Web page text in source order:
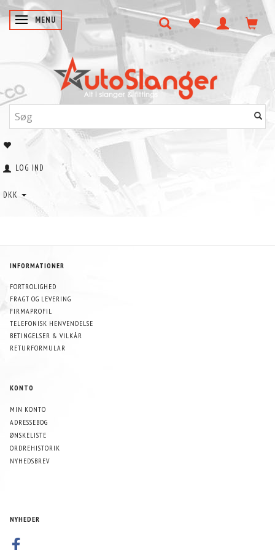
SKIFTE NAVIGATION
MENU
LOG IND
DKK
INFORMATIONER
FORTROLIGHED
FRAGT OG LEVERING
FIRMAPROFIL
TELEFONISK HENVENDELSE
BETINGELSER & VILKÅR
RETURFORMULAR
KONTO
MIN KONTO
ADRESSEBOG
ØNSKELISTE
ORDREHISTORIK
NYHEDSBREV
NYHEDER